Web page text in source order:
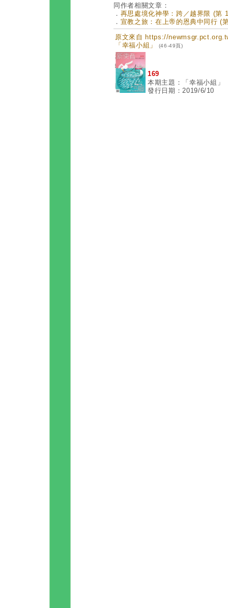
同作者相關文章：
． 再思處境化神學：跨／越界限 (第
． 宣教之旅：在上帝的恩典中同行 (
原文來自 https://
「幸福小組」
(46-49頁)
169
本期主題：「幸福小組」
發行日期：2019/6/10